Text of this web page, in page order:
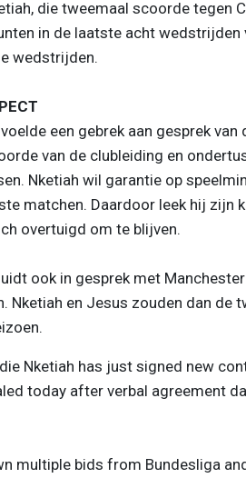
die tweemaal scoorde tegen
in de laatste acht wedstrijden
wedstrijden.
een gebrek aan gesprek van
van de clubleiding en
Nketiah wil garantie op
matchen. Daardoor leek hij zijn
overtuigd om te blijven.
ook in gesprek met
Nketiah en Jesus zouden dan de
Nketiah has just signed new
today after verbal agreement
multiple bids from Bundesliga